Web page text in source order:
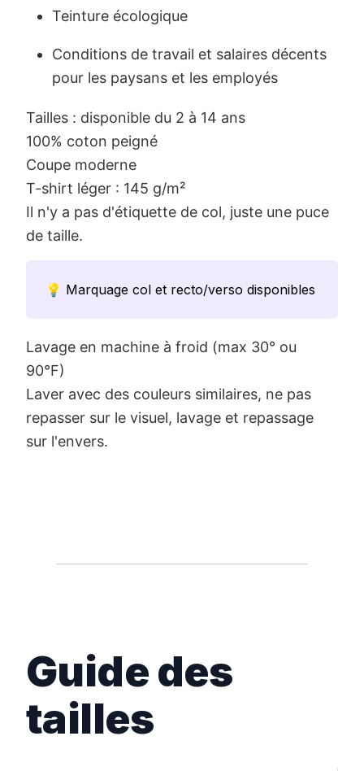
Teinture écologique
Conditions de travail et salaires décents
pour les paysans et les employés
Tailles : disponible du 2 à 14 ans
100% coton peigné
Coupe moderne
T-shirt léger : 145 g/m²
Il n'y a pas d'étiquette de col, juste une puce
de taille.
💡 Marquage col et recto/verso disponibles
Lavage en machine à froid (max 30° ou
90°F)
Laver avec des couleurs similaires, ne pas
repasser sur le visuel, lavage et repassage
sur l'envers.
Guide des
tailles